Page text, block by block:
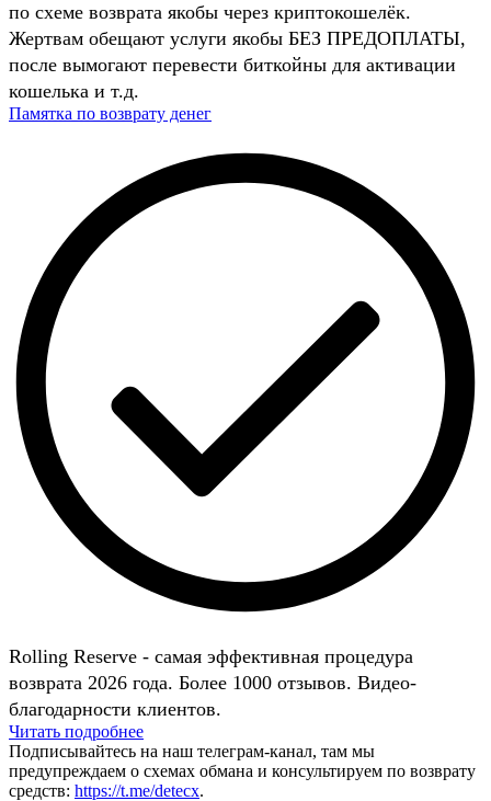
по схеме возврата якобы через криптокошелёк.
Жертвам обещают услуги якобы БЕЗ ПРЕДОПЛАТЫ,
после вымогают перевести биткойны для активации
кошелька и т.д.
Памятка по возврату денег
Rolling Reserve - самая эффективная процедура
возврата 2026 года. Более 1000 отзывов. Видео-
благодарности клиентов.
Читать подробнее
Подписывайтесь на наш телеграм-канал, там мы
предупреждаем о схемах обмана и консультируем по возврату
средств: https://t.me/detecx.